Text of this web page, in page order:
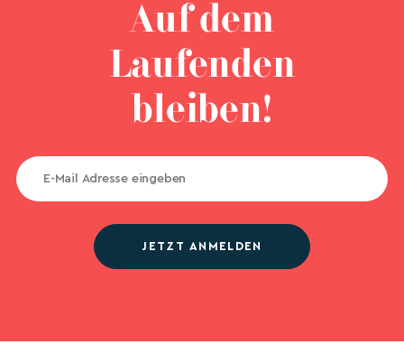
Auf dem
Laufenden
bleiben!
JETZT ANMELDEN